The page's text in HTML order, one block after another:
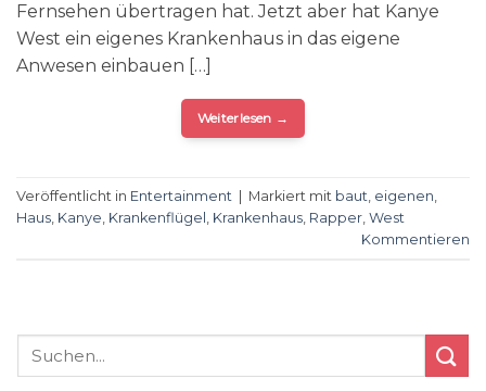
Fernsehen übertragen hat. Jetzt aber hat Kanye
West ein eigenes Krankenhaus in das eigene
Anwesen einbauen […]
Weiterlesen →
Veröffentlicht in Entertainment | Markiert mit baut eigenen
Haus Kanye Krankenflügel Krankenhaus Rapper West
Kommentieren